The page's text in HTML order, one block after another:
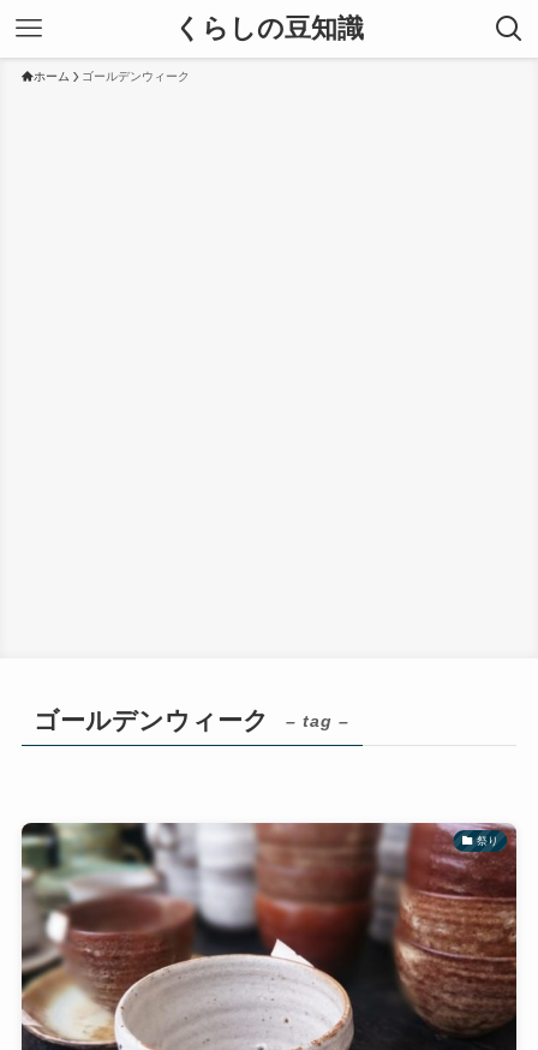
くらしの豆知識
ホーム ゴールデンウィーク
ゴールデンウィーク – tag –
祭り